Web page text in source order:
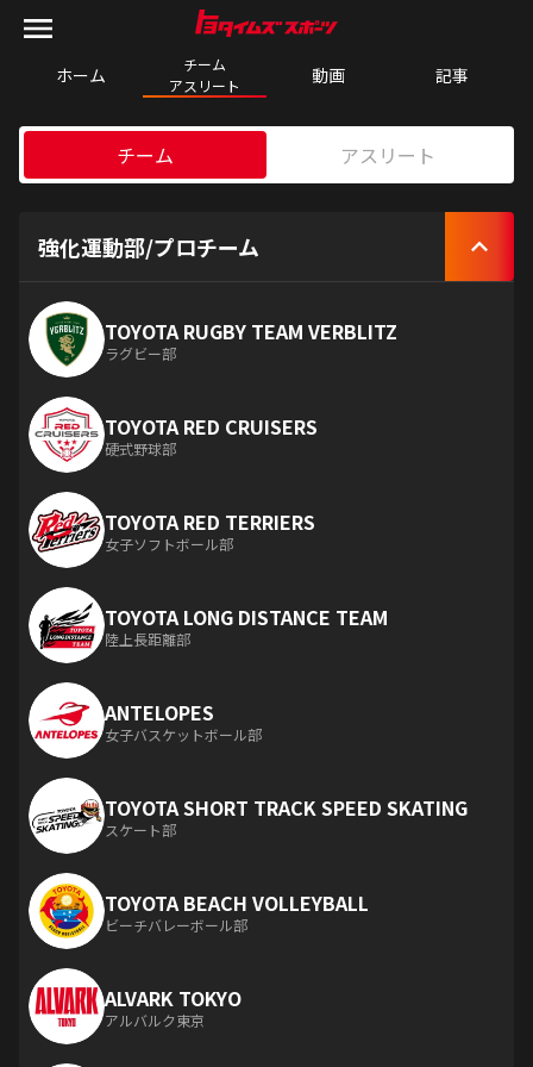
ホーム
チーム
アスリート
動画 記事
チーム アスリート
強化運動部/プロチーム
TOYOTA RUGBY TEAM VERBLITZ
ラグビー部
TOYOTA RED CRUISERS
硬式野球部
TOYOTA RED TERRIERS
女子ソフトボール部
TOYOTA LONG DISTANCE TEAM
陸上長距離部
ANTELOPES
女子バスケットボール部
TOYOTA SHORT TRACK SPEED SKATING
スケート部
TOYOTA BEACH VOLLEYBALL
ビーチバレーボール部
ALVARK TOKYO
アルバルク東京